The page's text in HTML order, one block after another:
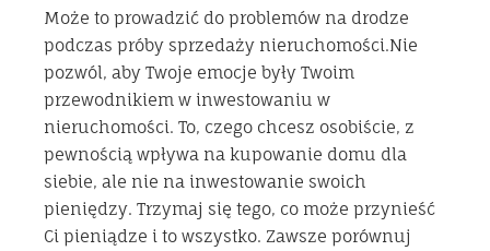
Może to prowadzić do problemów na drodze
podczas próby sprzedaży nieruchomości.Nie
pozwól, aby Twoje emocje były Twoim
przewodnikiem w inwestowaniu w
nieruchomości. To, czego chcesz osobiście, z
pewnością wpływa na kupowanie domu dla
siebie, ale nie na inwestowanie swoich
pieniędzy. Trzymaj się tego, co może przynieść
Ci pieniądze i to wszystko. Zawsze porównuj